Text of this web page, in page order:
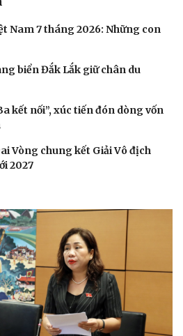
Nam 7 tháng 2026: Những con
biển Đắk Lắk giữ chân du
kết nối”, xúc tiến đón dòng vốn
Vòng chung kết Giải Vô địch
2027